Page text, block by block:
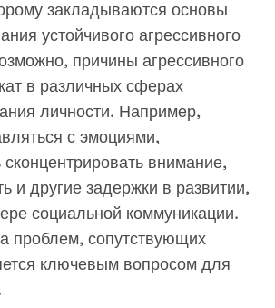
закладываются основы
устойчивого агрессивного
причины агрессивного
в различных сферах
личности. Например,
с эмоциями,
сконцентрировать внимание,
и другие задержки в развитии,
социальной коммуникации.
проблем, сопутствующих
ключевым вопросом для